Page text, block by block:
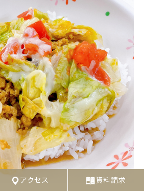
アクセス 資料請求